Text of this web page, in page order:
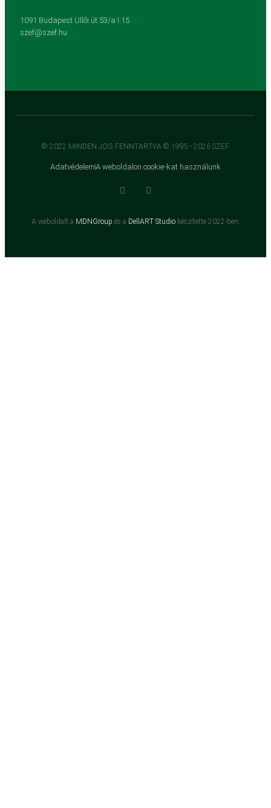
1091 Budapest Üllői út 53/a I.15.
szef@szef.hu
© 2022 MINDEN JOG FENNTARTVA © 1995 - 2026 SZEF
AdatvédelemA weboldalon cookie-kat használunk
A weboldalt a MDNGroup és a DellART Studiokészítette 2022-ben.